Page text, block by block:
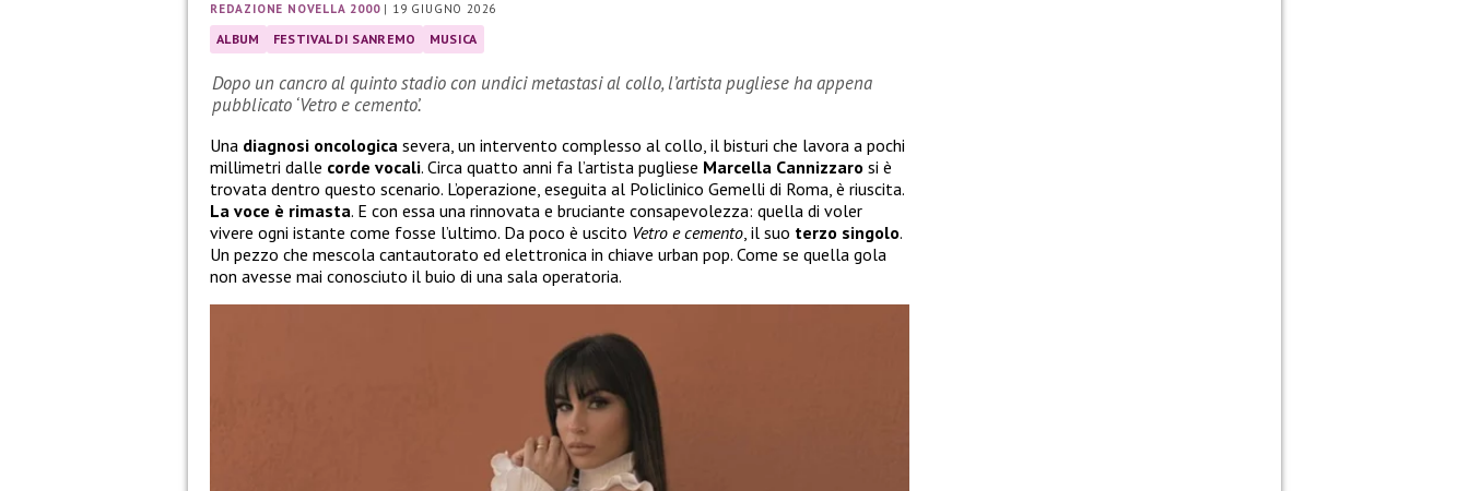
REDAZIONE NOVELLA 2000| 19 GIUGNO 2026
ALBUM FESTIVAL DI SANREMO MUSICA
Dopo un cancro al quinto stadio con undici metastasi al collo, l’artista pugliese ha appena
pubblicato ‘Vetro e cemento’.
Una diagnosi oncologica severa, un intervento complesso al collo, il bisturi che lavora a pochi
millimetri dalle corde vocali. Circa quatto anni fa l’artista pugliese Marcella Cannizzaro si è
trovata dentro questo scenario. L’operazione, eseguita al Policlinico Gemelli di Roma, è riuscita.
La voce è rimasta. E con essa una rinnovata e bruciante consapevolezza: quella di voler
vivere ogni istante come fosse l’ultimo. Da poco è uscito Vetro e cemento , il suo terzo singolo.
Un pezzo che mescola cantautorato ed elettronica in chiave urban pop. Come se quella gola
non avesse mai conosciuto il buio di una sala operatoria.